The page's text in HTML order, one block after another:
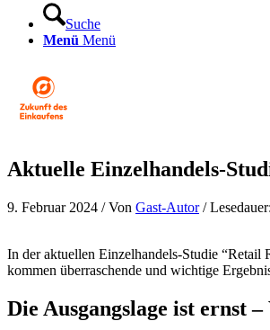
Suche
Menü Menü
Aktuelle Einzelhandels-
9. Februar 2024 / Von Gast-Autor/
In der aktuellen Einzelhandels-Studie “Retail
kommen überraschende und wichtige
Die Ausgangslage ist ernst